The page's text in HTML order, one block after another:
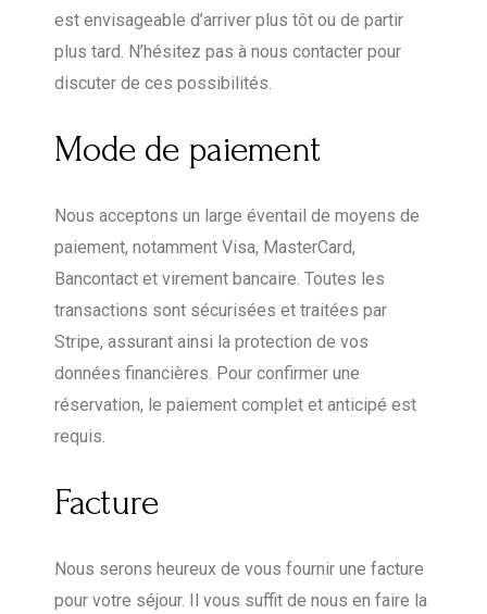
est envisageable d’arriver plus tôt ou de partir
plus tard. N’hésitez pas à nous contacter pour
discuter de ces possibilités.
Mode de paiement
Nous acceptons un large éventail de moyens de
paiement, notamment Visa, MasterCard,
Bancontact et virement bancaire. Toutes les
transactions sont sécurisées et traitées par
Stripe, assurant ainsi la protection de vos
données financières. Pour confirmer une
réservation, le paiement complet et anticipé est
requis.
Facture
Nous serons heureux de vous fournir une facture
pour votre séjour. Il vous suffit de nous en faire la